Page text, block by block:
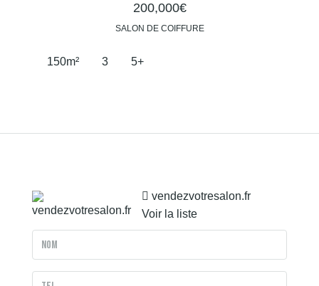
200,000€
SALON DE COIFFURE
150m² 3 5+
vendezvotresalon.fr
Voir la liste